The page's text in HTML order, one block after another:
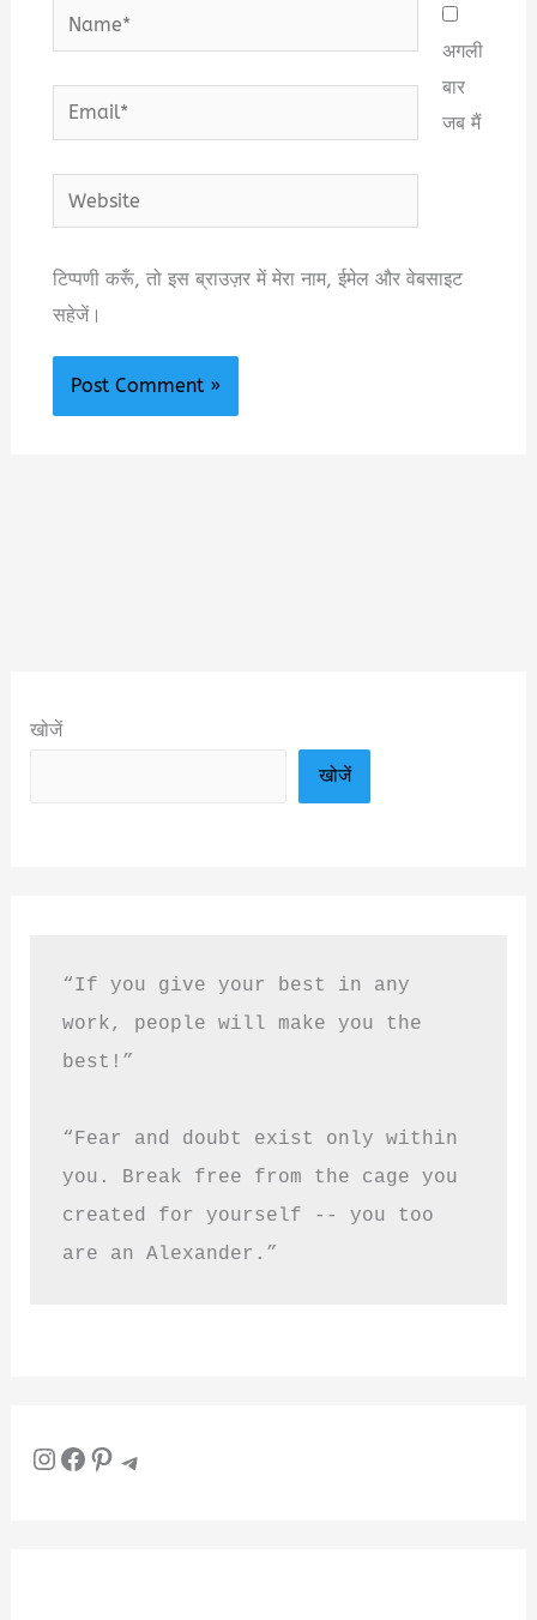
Name*
Email*
Website
अगली
बार
जब मैं
टिप्पणी करूँ, तो इस ब्राउज़र में मेरा नाम, ईमेल और वेबसाइट
सहेजें।
खोजें
खोजें
“If you give your best in any
work, people will make you the
best!”
“Fear and doubt exist only within
you. Break free from the cage you
created for yourself -- you too
are an Alexander.”
InstagramFacebook Pinterest Telegram